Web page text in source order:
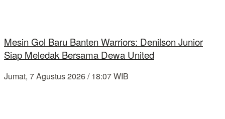
Mesin Gol Baru Banten Warriors: Denilson Junior
Siap Meledak Bersama Dewa United
Jumat, 7 Agustus 2026 / 18:07 WIB